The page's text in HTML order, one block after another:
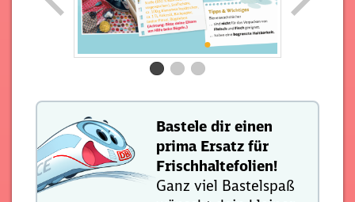
Bastele dir einen
prima Ersatz für
Frischhaltefolien!
Ganz viel Bastelspaß